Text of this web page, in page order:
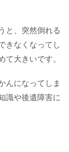
と、突然倒れる
きなくなってし
て大きいです。
んになってしま
識や後遺障害に